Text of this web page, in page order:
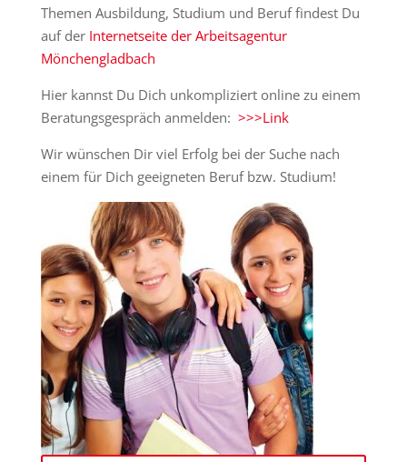
Themen Ausbildung, Studium und Beruf findest Du
auf der Internetseite der Arbeitsagentur
Mönchengladbach
Hier kannst Du Dich unkompliziert online zu einem
Beratungsgespräch anmelden: >>>Link
Wir wünschen Dir viel Erfolg bei der Suche nach
einem für Dich geeigneten Beruf bzw. Studium!